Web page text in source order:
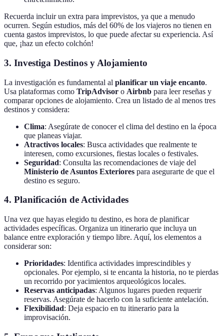
Recuerda incluir un extra para imprevistos, ya que a menudo
ocurren. Según estudios, más del 60% de los viajeros no tienen en
cuenta gastos imprevistos, lo que puede afectar su experiencia. Así
que, ¡haz un efecto colchón!
3. Investiga Destinos y Alojamiento
La investigación es fundamental al planificar un viaje encanto.
Usa plataformas como TripAdvisor o Airbnb para leer reseñas y
comparar opciones de alojamiento. Crea un listado de al menos tres
destinos y considera:
Clima: Asegúrate de conocer el clima del destino en la época
que planeas viajar.
Atractivos locales: Busca actividades que realmente te
interesen, como excursiones, fiestas locales o festivales.
Seguridad: Consulta las recomendaciones de viaje del
Ministerio de Asuntos Exteriores para asegurarte de que el
destino es seguro.
4. Planificación de Actividades
Una vez que hayas elegido tu destino, es hora de planificar
actividades específicas. Organiza un itinerario que incluya un
balance entre exploración y tiempo libre. Aquí, los elementos a
considerar son:
Prioridades: Identifica actividades imprescindibles y
opcionales. Por ejemplo, si te encanta la historia, no te pierdas
un recorrido por yacimientos arqueológicos locales.
Reservas anticipadas: Algunos lugares pueden requerir
reservas. Asegúrate de hacerlo con la suficiente antelación.
Flexibilidad: Deja espacio en tu itinerario para la
improvisación.